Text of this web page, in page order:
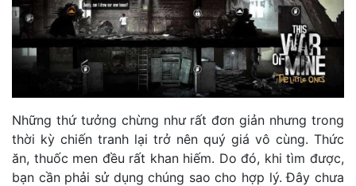
Những thứ tưởng chừng như rất đơn giản nhưng trong
thời kỳ chiến tranh lại trở nên quý giá vô cùng. Thức
ăn, thuốc men đều rất khan hiếm. Do đó, khi tìm được,
bạn cần phải sử dụng chúng sao cho hợp lý. Đây chưa